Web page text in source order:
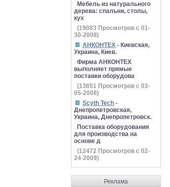
Мебель из натурального
дерева: спальни, столы,
кух
(19083 Просмотров с 01-
30-2008)
АНКОНТЕХ - Киевская,
Украина, Киев.
Фирма АНКОНТЕХ
выполняет прямые
поставки оборудова
(13651 Просмотров с 03-
05-2008)
Scyth Tech -
Днепропетровская,
Украина, Днепропетровск.
Поставка оборудования
для производства на
основе д
(12472 Просмотров с 02-
24-2009)
Реклама